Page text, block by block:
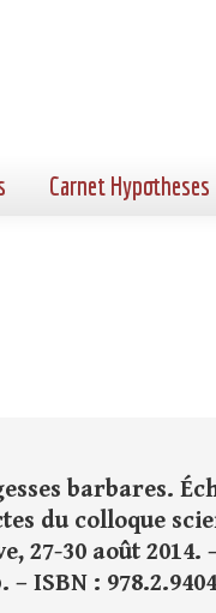
Carnet Hypotheses
barbares.
du colloque
27-30 août
ISBN :